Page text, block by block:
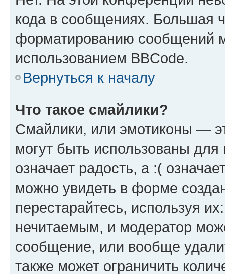
кода в сообщениях. Большая
форматированию сообщений
использованием BBCode.
Вернуться к началу
Что такое смайлики?
Смайлики, или эмотиконы —
могут быть использованы
означает радость, а :(
можно увидеть в форме
перестарайтесь, используя
нечитаемым, и модератор
сообщение, или вообще
также может ограничить